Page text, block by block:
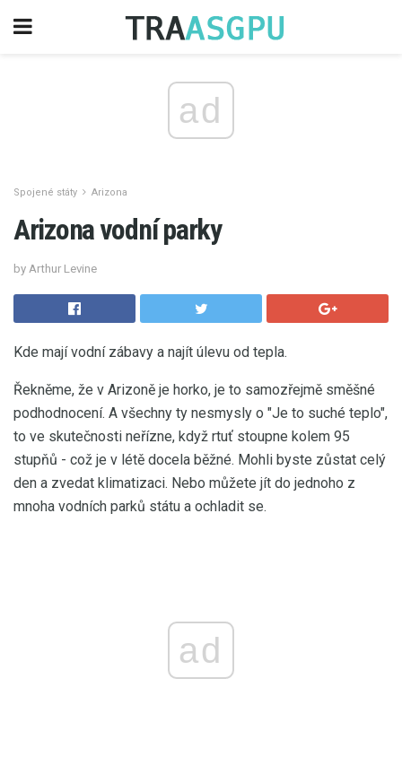
ad
Spojené státy Arizona
Arizona vodní parky
by Arthur Levine
Kde mají vodní zábavy a najít úlevu od tepla.
Řekněme, že v Arizoně je horko, je to samozřejmě směšné
podhodnocení. A všechny ty nesmysly o "Je to suché teplo",
to ve skutečnosti neřízne, když rtuť stoupne kolem 95
stupňů - což je v létě docela běžné. Mohli byste zůstat celý
den a zvedat klimatizaci. Nebo můžete jít do jednoho z
mnoha vodních parků státu a ochladit se.
ad